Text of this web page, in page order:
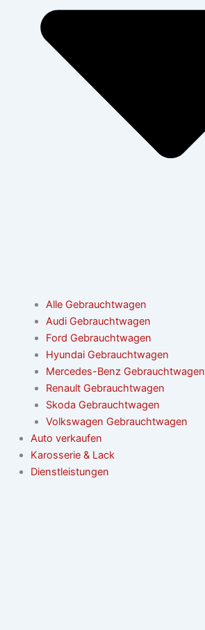
Alle Gebrauchtwagen
Audi Gebrauchtwagen
Ford Gebrauchtwagen
Hyundai Gebrauchtwagen
Mercedes-Benz Gebrauchtwagen
Renault Gebrauchtwagen
Skoda Gebrauchtwagen
Volkswagen Gebrauchtwagen
Auto verkaufen
Karosserie & Lack
Dienstleistungen